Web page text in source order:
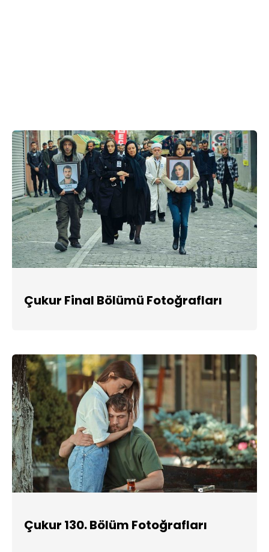
Çukur Final Bölümü Fotoğrafları
Çukur 130. Bölüm Fotoğrafları